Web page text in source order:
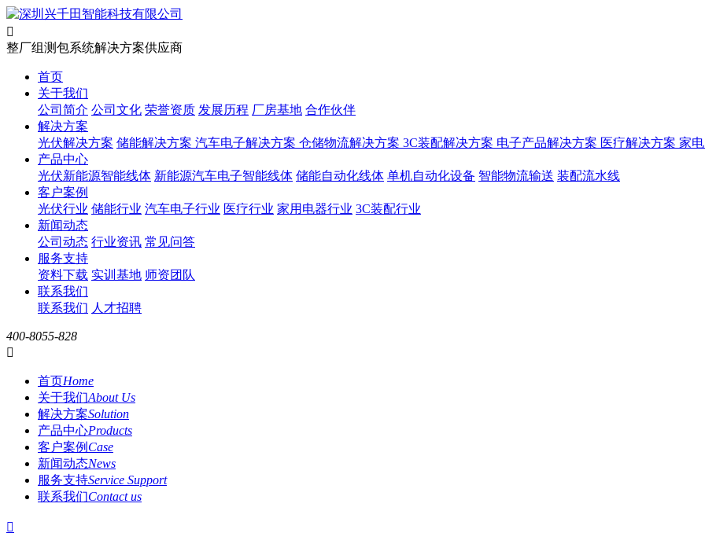

整厂组测包系统解决方案供应商
首页
关于我们
公司简介 公司文化 荣誉资质 发展历程 厂房基地 合作伙伴
解决方案
光伏解决方案 储能解决方案 汽车电子解决方案 仓储物流解决方案 3C装配解决方案 电子产品解决方案 医疗解决方案 家
产品中心
光伏新能源智能线体 新能源汽车电子智能线体 储能自动化线体 单机自动化设备 智能物流输送 装配流水线
客户案例
光伏行业 储能行业 汽车电子行业 医疗行业 家用电器行业 3C装配行业
新闻动态
公司动态 行业资讯 常见问答
服务支持
资料下载 实训基地 师资团队
联系我们
联系我们 人才招聘
400-8055-828

首页Home
关于我们About Us
解决方案Solution
产品中心Products
客户案例 Case
新闻动态News
服务支持Service Support
联系我们Contact us
